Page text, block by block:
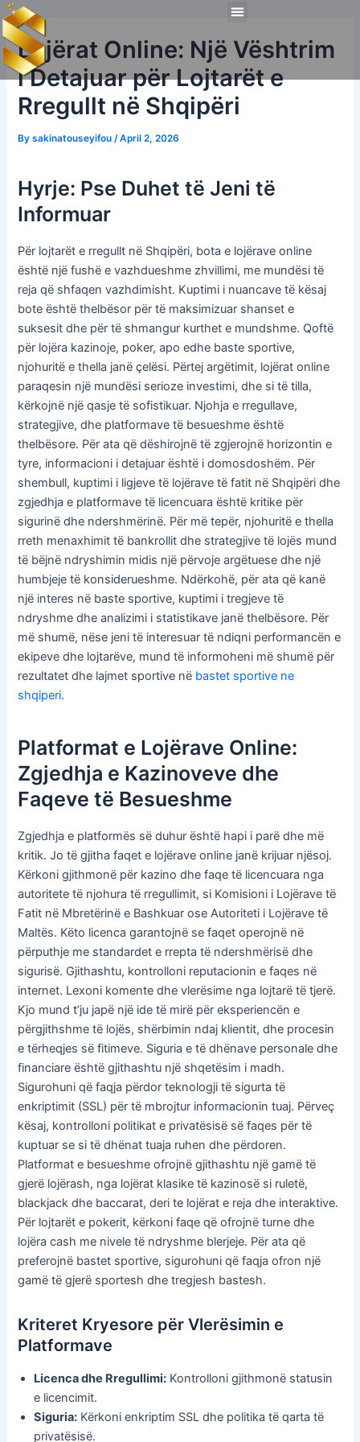
Skip
to
content
Menu
Lojërat Online: Një Vështrim
i Detajuar për Lojtarët e
Rregullt në Shqipëri
Bysakinatouseyifou /April 2, 2026
Hyrje: Pse Duhet të Jeni të
Informuar
Për lojtarët e rregullt në Shqipëri, bota e lojërave online
është një fushë e vazhdueshme zhvillimi, me mundësi të
reja që shfaqen vazhdimisht. Kuptimi i nuancave të kësaj
bote është thelbësor për të maksimizuar shanset e
suksesit dhe për të shmangur kurthet e mundshme. Qoftë
për lojëra kazinoje, poker, apo edhe baste sportive,
njohuritë e thella janë çelësi. Përtej argëtimit, lojërat online
paraqesin një mundësi serioze investimi, dhe si të tilla,
kërkojnë një qasje të sofistikuar. Njohja e rregullave,
strategjive, dhe platformave të besueshme është
thelbësore. Për ata që dëshirojnë të zgjerojnë horizontin e
tyre, informacioni i detajuar është i domosdoshëm. Për
shembull, kuptimi i ligjeve të lojërave të fatit në Shqipëri dhe
zgjedhja e platformave të licencuara është kritike për
sigurinë dhe ndershmërinë. Për më tepër, njohuritë e thella
rreth menaxhimit të bankrollit dhe strategjive të lojës mund
të bëjnë ndryshimin midis një përvoje argëtuese dhe një
humbjeje të konsiderueshme. Ndërkohë, për ata që kanë
një interes në baste sportive, kuptimi i tregjeve të
ndryshme dhe analizimi i statistikave janë thelbësore. Për
më shumë, nëse jeni të interesuar të ndiqni performancën e
ekipeve dhe lojtarëve, mund të informoheni më shumë për
rezultatet dhe lajmet sportive në bastet sportive ne
shqiperi.
Platformat e Lojërave Online:
Zgjedhja e Kazinoveve dhe
Faqeve të Besueshme
Zgjedhja e platformës së duhur është hapi i parë dhe më
kritik. Jo të gjitha faqet e lojërave online janë krijuar njësoj.
Kërkoni gjithmonë për kazino dhe faqe të licencuara nga
autoritete të njohura të rregullimit, si Komisioni i Lojërave të
Fatit në Mbretërinë e Bashkuar ose Autoriteti i Lojërave të
Maltës. Këto licenca garantojnë se faqet operojnë në
përputhje me standardet e rrepta të ndershmërisë dhe
sigurisë. Gjithashtu, kontrolloni reputacionin e faqes në
internet. Lexoni komente dhe vlerësime nga lojtarë të tjerë.
Kjo mund t’ju japë një ide të mirë për eksperiencën e
përgjithshme të lojës, shërbimin ndaj klientit, dhe procesin
e tërheqjes së fitimeve. Siguria e të dhënave personale dhe
financiare është gjithashtu një shqetësim i madh.
Sigurohuni që faqja përdor teknologji të sigurta të
enkriptimit (SSL) për të mbrojtur informacionin tuaj. Përveç
kësaj, kontrolloni politikat e privatësisë së faqes për të
kuptuar se si të dhënat tuaja ruhen dhe përdoren.
Platformat e besueshme ofrojnë gjithashtu një gamë të
gjerë lojërash, nga lojërat klasike të kazinosë si ruletë,
blackjack dhe baccarat, deri te lojërat e reja dhe interaktive.
Për lojtarët e pokerit, kërkoni faqe që ofrojnë turne dhe
lojëra cash me nivele të ndryshme blerjeje. Për ata që
preferojnë bastet sportive, sigurohuni që faqja ofron një
gamë të gjerë sportesh dhe tregjesh bastesh.
Kriteret Kryesore për Vlerësimin e
Platformave
Licenca dhe Rregullimi: Kontrolloni gjithmonë statusin
e licencimit.
Siguria: Kërkoni enkriptim SSL dhe politika të qarta të
privatësisë.
Post
navigation